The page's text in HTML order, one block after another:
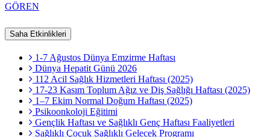
GÖREN
Saha Etkinlikleri
1-7 Ağustos Dünya Emzirme Haftası
Dünya Hepatit Günü 2026
112 Acil Sağlık Hizmetleri Haftası (2025)
17-23 Kasım Toplum Ağız ve Diş Sağlığı Haftası (2025)
1–7 Ekim Normal Doğum Haftası (2025)
Psikoonkoloji Eğitimi
Gençlik Haftası ve Sağlıklı Genç Haftası Faaliyetleri
Sağlıklı Çocuk Sağlıklı Gelecek Programı